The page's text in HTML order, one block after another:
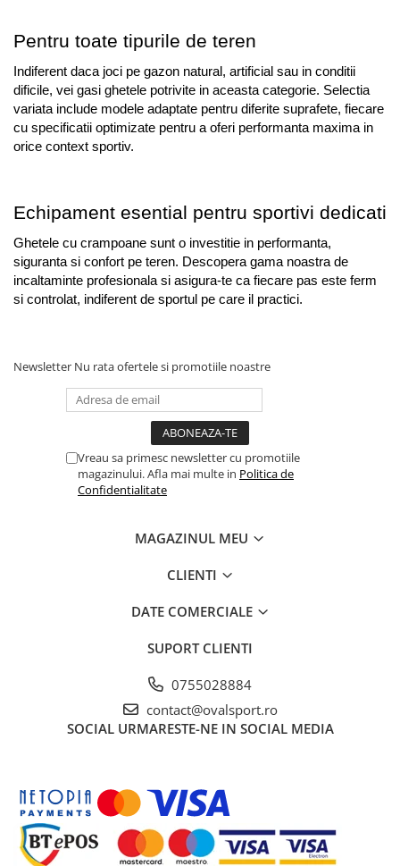
Pentru toate tipurile de teren
Indiferent daca joci pe gazon natural, artificial sau in conditii
dificile, vei gasi ghetele potrivite in aceasta categorie. Selectia
variata include modele adaptate pentru diferite suprafete, fiecare
cu specificatii optimizate pentru a oferi performanta maxima in
orice context sportiv.
Echipament esential pentru sportivi dedicati
Ghetele cu crampoane sunt o investitie in performanta,
siguranta si confort pe teren. Descopera gama noastra de
incaltaminte profesionala si asigura-te ca fiecare pas este ferm
si controlat, indiferent de sportul pe care il practici.
Newsletter Nu rata ofertele si promotiile noastre
Vreau sa primesc newsletter cu promotiile
magazinului. Afla mai multe in Politica de
Confidentialitate
MAGAZINUL MEU
CLIENTI
DATE COMERCIALE
SUPORT CLIENTI
0755028884
contact@ovalsport.ro
SOCIAL URMARESTE-NE IN SOCIAL MEDIA